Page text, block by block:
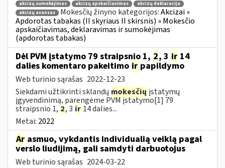
akcizų sumokėjimas
akcizų apskaičiavimas
akcizų deklaracija
akcizų avansas
Mokesčių žinyno kategorijos:Akcizai »
Apdorotas tabakas (II skyriaus II skirsnis) » Mokesčio
apskaičiavimas, deklaravimas ir sumokėjimas
(apdorotas tabakas)
Dėl PVM įstatymo 79 straipsnio 1, 2, 3 ir 14
dalies komentaro pakeitimo ir papildymo
Web turinio sąrašas 2022-12-23
Siekdami užtikrinti sklandų mokesčių įstatymų
įgyvendinimą, parengėme PVM įstatymo[1] 79
straipsnio 1, 2, 3 ir 14 dalies...
Metai: 2022
Ar asmuo, vykdantis individualią veiklą pagal
verslo liudijimą, gali samdyti darbuotojus
Web turinio sąrašas 2024-03-22